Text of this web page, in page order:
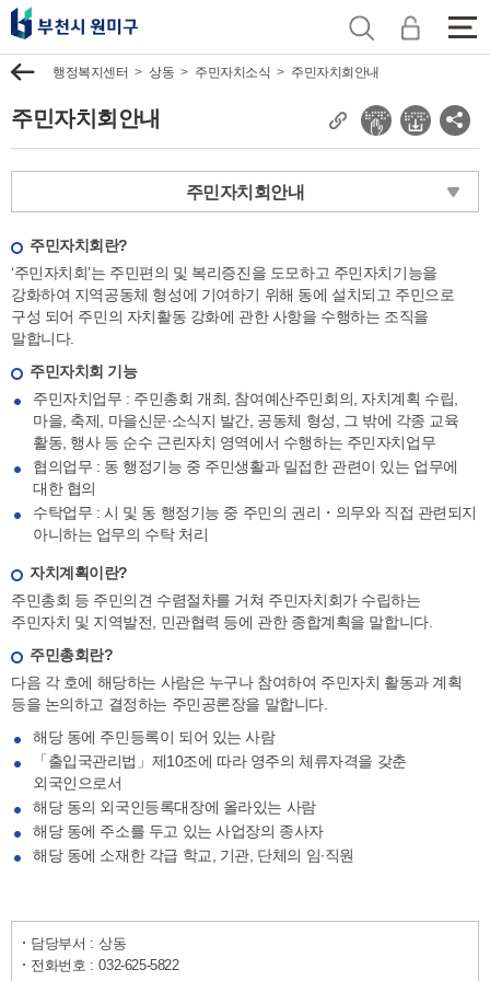
전
체
뉴
보
기
이
행정복지센터 상동 주민자치소식 주민자치회안내
주민자치회안내
현
재
페
지
복
사
소
셜
네
트
워
주민자치회안내
주민자치회란?
‘주민자치회’는 주민편의 및 복리증진을 도모하고 주민자치기능을
강화하여 지역공동체 형성에 기여하기 위해 동에 설치되고 주민으로
구성 되어 주민의 자치활동 강화에 관한 사항을 수행하는 조직을
말합니다.
주민자치회 기능
주민자치업무 : 주민총회 개최, 참여예산주민회의, 자치계획 수립,
마을, 축제, 마을신문∙소식지 발간, 공동체 형성, 그 밖에 각종 교육
활동, 행사 등 순수 근린자치 영역에서 수행하는 주민자치업무
협의업무 : 동 행정기능 중 주민생활과 밀접한 관련이 있는 업무에
대한 협의
수탁업무 : 시 및 동 행정기능 중 주민의 권리・의무와 직접 관련되지
아니하는 업무의 수탁 처리
자치계획이란?
주민총회 등 주민의견 수렴절차를 거쳐 주민자치회가 수립하는
주민자치 및 지역발전, 민관협력 등에 관한 종합계획을 말합니다.
주민총회란?
다음 각 호에 해당하는 사람은 누구나 참여하여 주민자치 활동과 계획
등을 논의하고 결정하는 주민공론장을 말합니다.
해당 동에 주민등록이 되어 있는 사람
「출입국관리법」제10조에 따라 영주의 체류자격을 갖춘
외국인으로서
해당 동의 외국인등록대장에 올라있는 사람
해당 동에 주소를 두고 있는 사업장의 종사자
해당 동에 소재한 각급 학교, 기관, 단체의 임∙직원
담당부서 : 상동
전화번호 : 032-625-5822